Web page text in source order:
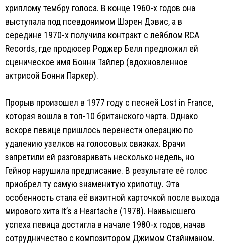
хриплому тембру голоса. В конце 1960-х годов она
выступала под псевдонимом Шэрен Дэвис, а в
середине 1970-х получила контракт с лейблом RCA
Records, где продюсер Роджер Белл предложил ей
сценическое имя Бонни Тайлер (вдохновленное
актрисой Бонни Паркер).
Прорыв произошел в 1977 году с песней Lost in France,
которая вошла в топ-10 британского чарта. Однако
вскоре певице пришлось перенести операцию по
удалению узелков на голосовых связках. Врачи
запретили ей разговаривать несколько недель, но
Гейнор нарушила предписание. В результате её голос
приобрел ту самую знаменитую хрипотцу. Эта
особенность стала её визитной карточкой после выхода
мирового хита It’s a Heartache (1978). Наивысшего
успеха певица достигла в начале 1980-х годов, начав
сотрудничество с композитором Джимом Стайнманом.